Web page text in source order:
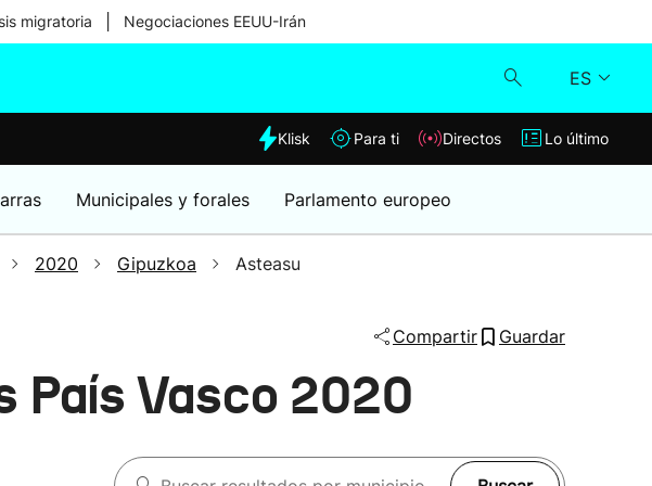
migratoria Negociaciones EEUU-Irán
ES
Klisk
Lo último
Klisk Para ti Directos Lo último
Municipales y forales Parlamento europeo
2020 Gipuzkoa Asteasu
Compartir Guardar
País Vasco 2020